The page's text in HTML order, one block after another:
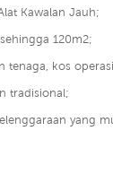
Kawalan Jauh;
120m2;
tenaga, kos
tradisional;
yang